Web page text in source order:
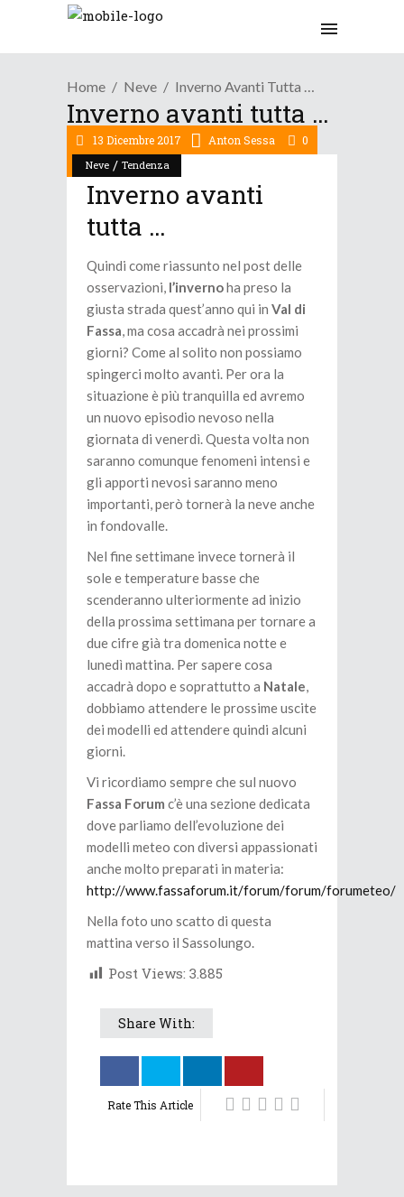
Home Neve Inverno Avanti Tutta …
Inverno avanti tutta …
Neve / Tendenza
13 Dicembre 2017 Anton Sessa 0
Inverno avanti
tutta …
Quindi come riassunto nel post delle
osservazioni, l’invernoha preso la
giusta strada quest’anno qui in Val di
Fassa, ma cosa accadrà nei prossimi
giorni? Come al solito non possiamo
spingerci molto avanti. Per ora la
situazione è più tranquilla ed avremo
un nuovo episodio nevoso nella
giornata di venerdì. Questa volta non
saranno comunque fenomeni intensi e
gli apporti nevosi saranno meno
importanti, però tornerà la neve anche
in fondovalle.
Nel fine settimane invece tornerà il
sole e temperature basse che
scenderanno ulteriormente ad inizio
della prossima settimana per tornare a
due cifre già tra domenica notte e
lunedì mattina. Per sapere cosa
accadrà dopo e soprattutto a Natale,
dobbiamo attendere le prossime uscite
dei modelli ed attendere quindi alcuni
giorni.
Vi ricordiamo sempre che sul nuovo
Fassa Forum c’è una sezione dedicata
dove parliamo dell’evoluzione dei
modelli meteo con diversi appassionati
anche molto preparati in materia:
http://www.fassaforum.it/forum/forum/forumeteo/
Nella foto uno scatto di questa
mattina verso il Sassolungo.
Post Views: 3.885
Share With:
Rate This Article